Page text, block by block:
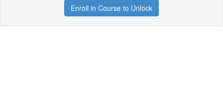
Enroll in Course to Unlock